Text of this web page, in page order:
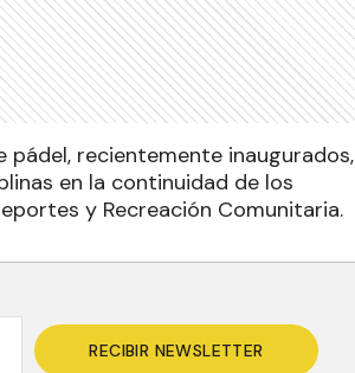
recientemente inaugurados,
en la continuidad de los
y Recreación Comunitaria.
RECIBIR NEWSLETTER